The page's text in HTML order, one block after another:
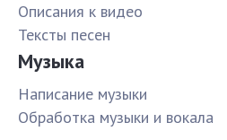
Описания к видео
Тексты песен
Музыка
Написание музыки
Обработка музыки и вокала